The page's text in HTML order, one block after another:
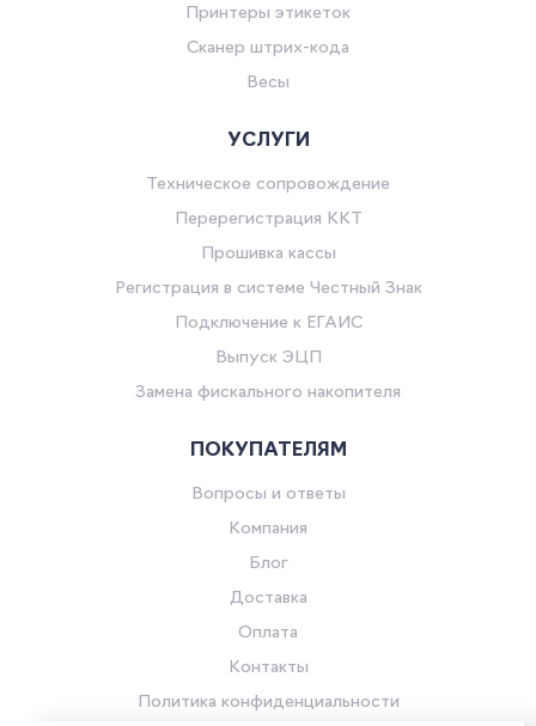
Принтеры этикеток
Сканер штрих-кода
Весы
УСЛУГИ
Техническое сопровождение
Перерегистрация ККТ
Прошивка кассы
Регистрация в системе Честный Знак
Подключение к ЕГАИС
Выпуск ЭЦП
Замена фискального накопителя
ПОКУПАТЕЛЯМ
Вопросы и ответы
Компания
Блог
Доставка
Оплата
Контакты
Политика конфиденциальности